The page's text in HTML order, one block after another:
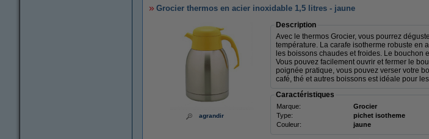
Grocier thermos en acier inoxidable 1,5 litres - jaune
agrandir
Description
Avec le thermos Grocier, vous pourrez
température. La carafe isotherme robuste en
les boissons chaudes et froides. Le
Vous pouvez facilement ouvrir et fermer le
poignée pratique, vous pouvez verser votre
café, thé et autres boissons est idéale pour
Caractéristiques
Marque: Grocier
Type:
pichet isotheme
Couleur:
jaune